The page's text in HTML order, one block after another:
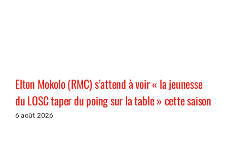
Elton Mokolo (RMC) s’attend à voir « la jeunesse
du LOSC taper du poing sur la table » cette saison
6 août 2026